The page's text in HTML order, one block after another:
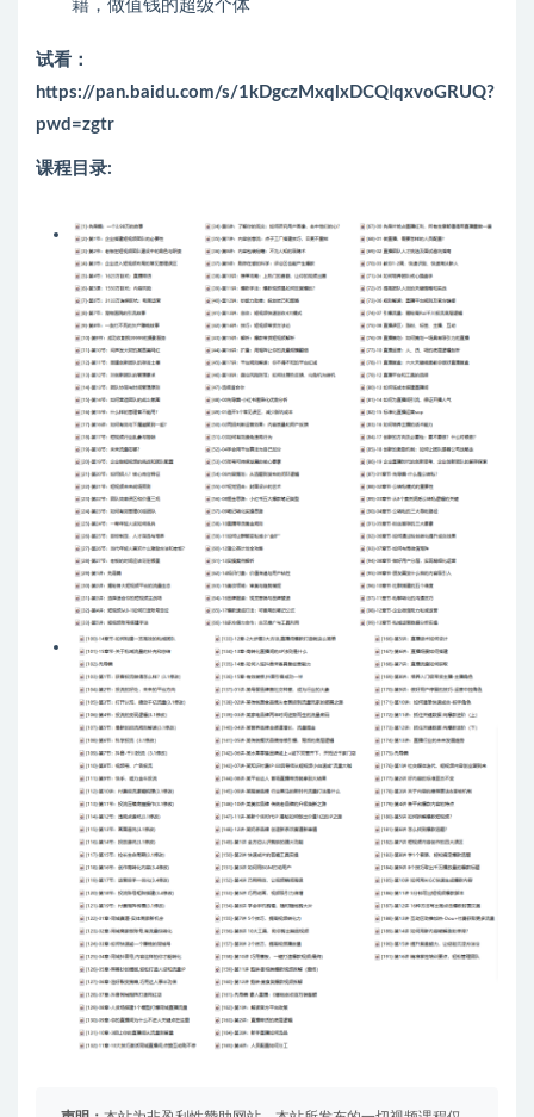
籍，做值钱的超级个体
试看：
https://pan.baidu.com/s/1kDgczMxqlxDCQIqxvoGRUQ?
pwd=zgtr
课程目录: